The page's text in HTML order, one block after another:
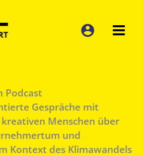
Podcast
Gespräche mit
Menschen über
und
Kontext des Klimawandels